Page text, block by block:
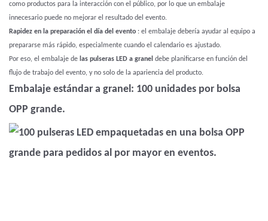
como productos para la interacción con el público, por lo que un embalaje
innecesario puede no mejorar el resultado del evento.
Rapidez en la preparación el día del evento : el embalaje debería ayudar al equipo a
prepararse más rápido, especialmente cuando el calendario es ajustado.
Por eso, el embalaje de las pulseras LED a granel debe planificarse en función del
flujo de trabajo del evento, y no solo de la apariencia del producto.
Embalaje estándar a granel: 100 unidades por bolsa
OPP grande.